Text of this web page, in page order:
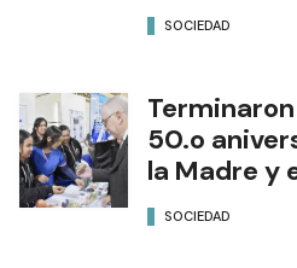
SOCIEDAD
50.o
la Madre y
SOCIEDAD